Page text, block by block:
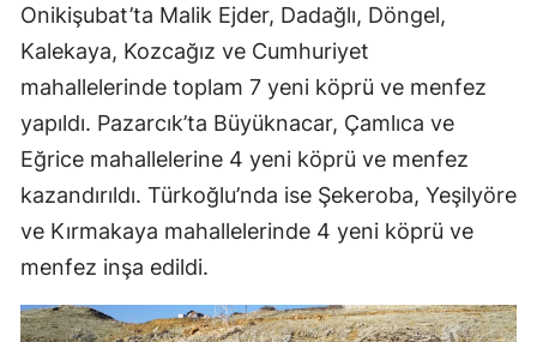
Onikişubat’ta Malik Ejder, Dadağlı, Döngel,
Kalekaya, Kozcağız ve Cumhuriyet
mahallelerinde toplam 7 yeni köprü ve menfez
yapıldı. Pazarcık’ta Büyüknacar, Çamlıca ve
Eğrice mahallelerine 4 yeni köprü ve menfez
kazandırıldı. Türkoğlu’nda ise Şekeroba, Yeşilyöre
ve Kırmakaya mahallelerinde 4 yeni köprü ve
menfez inşa edildi.